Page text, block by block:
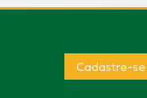
Cadastre-se